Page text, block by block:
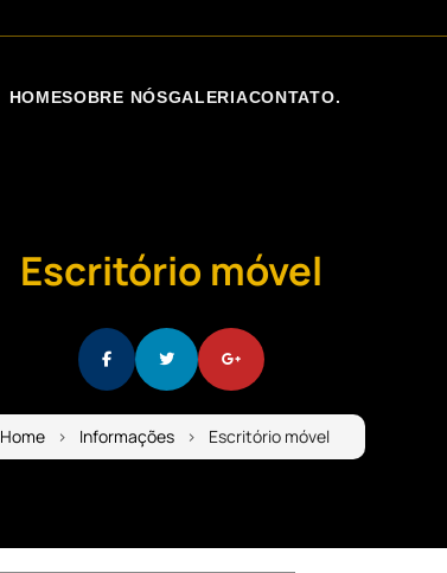
HOMESOBRE NÓSGALERIACONTATO.
Escritório móvel
Home Informações Escritório móvel